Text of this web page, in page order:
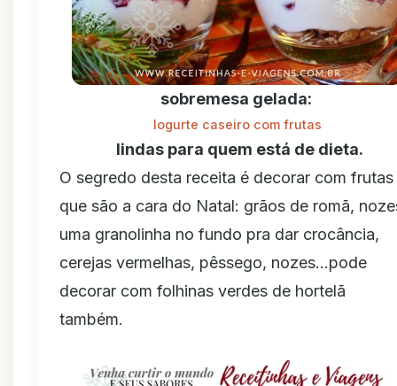
sobremesa gelada:
Iogurte caseiro com frutas
lindas para quem está de dieta.
O segredo desta receita é decorar com frutas
que são a cara do Natal: grãos de romã,
uma granolinha no fundo pra dar crocância,
cerejas vermelhas, pêssego, nozes...pode
decorar com folhinas verdes de hortelã
também.